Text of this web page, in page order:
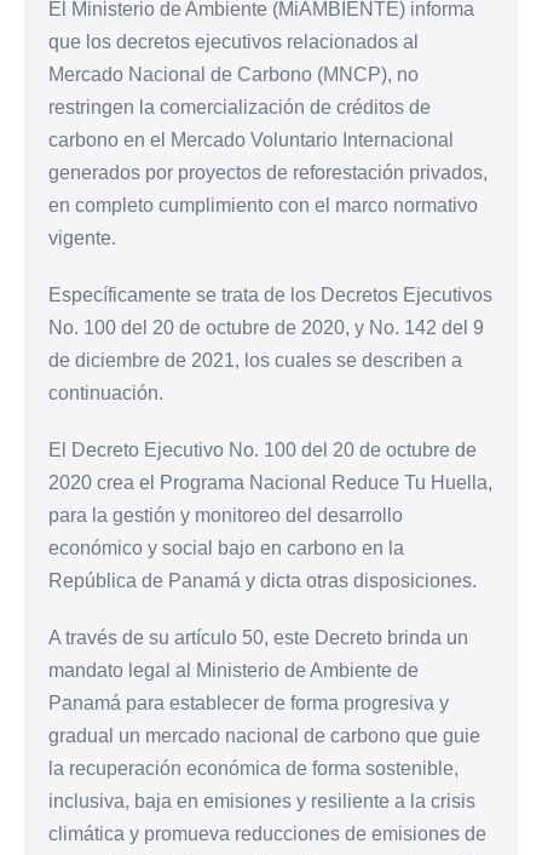
El Ministerio de Ambiente (MiAMBIENTE) informa
que los decretos ejecutivos relacionados al
Mercado Nacional de Carbono (MNCP), no
restringen la comercialización de créditos de
carbono en el Mercado Voluntario Internacional
generados por proyectos de reforestación privados,
en completo cumplimiento con el marco normativo
vigente.
Específicamente se trata de los Decretos Ejecutivos
No. 100 del 20 de octubre de 2020, y No. 142 del 9
de diciembre de 2021, los cuales se describen a
continuación.
El Decreto Ejecutivo No. 100 del 20 de octubre de
2020 crea el Programa Nacional Reduce Tu Huella,
para la gestión y monitoreo del desarrollo
económico y social bajo en carbono en la
República de Panamá y dicta otras disposiciones.
A través de su artículo 50, este Decreto brinda un
mandato legal al Ministerio de Ambiente de
Panamá para establecer de forma progresiva y
gradual un mercado nacional de carbono que guie
la recuperación económica de forma sostenible,
inclusiva, baja en emisiones y resiliente a la crisis
climática y promueva reducciones de emisiones de